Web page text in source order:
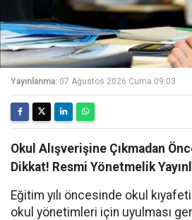
Yayınlanma: 07 Ağustos 2026 Cuma 09:03
Okul Alışverişine Çıkmadan
Dikkat! Resmi Yönetmelik
Eğitim yılı öncesinde okul
okul yönetimleri için uyulması